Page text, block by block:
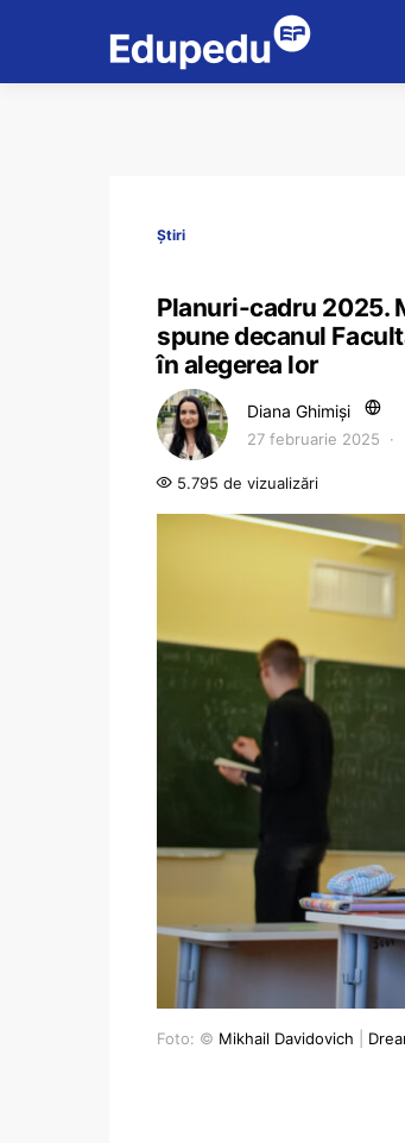
Știri
Planuri-cadru 2025.
spune decanul
în alegerea lor
Diana Ghimiși
27 februarie 2025
5.795 de vizualizări
Foto: © Mikhail Davidovich